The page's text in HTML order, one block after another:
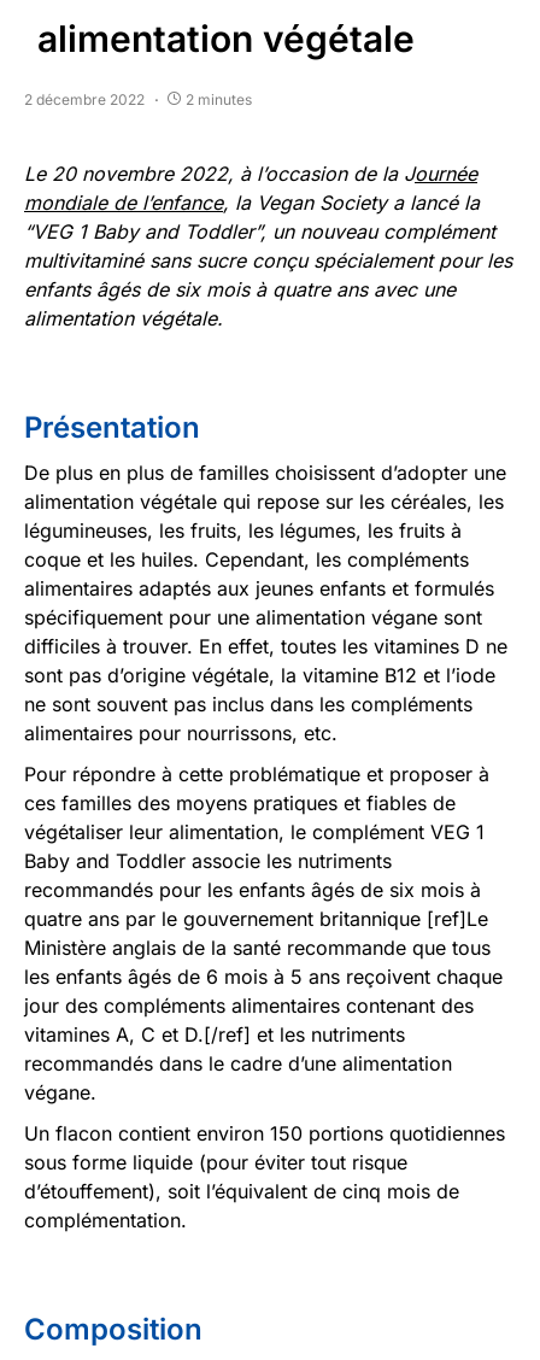
alimentation végétale
2 décembre 2022 2 minutes
Le 20 novembre 2022, à l’occasion de la Journée
mondiale de l’enfance, la Vegan Society a lancé la
“VEG 1 Baby and Toddler”, un nouveau complément
multivitaminé sans sucre conçu spécialement pour les
enfants âgés de six mois à quatre ans avec une
alimentation végétale.
Présentation
De plus en plus de familles choisissent d’adopter une
alimentation végétale qui repose sur les céréales, les
légumineuses, les fruits, les légumes, les fruits à
coque et les huiles. Cependant, les compléments
alimentaires adaptés aux jeunes enfants et formulés
spécifiquement pour une alimentation végane sont
difficiles à trouver. En effet, toutes les vitamines D ne
sont pas d’origine végétale, la vitamine B12 et l’iode
ne sont souvent pas inclus dans les compléments
alimentaires pour nourrissons, etc.
Pour répondre à cette problématique et proposer à
ces familles des moyens pratiques et fiables de
végétaliser leur alimentation, le complément VEG 1
Baby and Toddler associe les nutriments
recommandés pour les enfants âgés de six mois à
quatre ans par le gouvernement britannique [ref]Le
Ministère anglais de la santé recommande que tous
les enfants âgés de 6 mois à 5 ans reçoivent chaque
jour des compléments alimentaires contenant des
vitamines A, C et D.[/ref] et les nutriments
recommandés dans le cadre d’une alimentation
végane.
Un flacon contient environ 150 portions quotidiennes
sous forme liquide (pour éviter tout risque
d’étouffement), soit l’équivalent de cinq mois de
complémentation.
Composition